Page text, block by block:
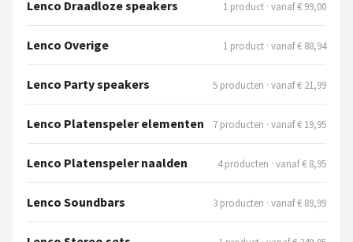
Carlinkit
Alle merken →
Lenco Draadloze speakers 1 product · vanaf € 99,00
Lenco Overige 1 product · vanaf € 88,94
Lenco Party speakers 5 producten · vanaf € 21,99
Lenco Platenspeler elementen 7 producten · vanaf € 19,95
Lenco Platenspeler naalden 4 producten · vanaf € 8,95
Lenco Soundbars 3 producten · vanaf € 89,99